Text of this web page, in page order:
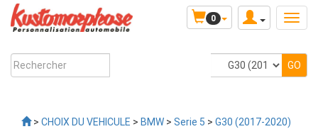
0
> CHOIX DU VEHICULE > BMW > Serie 5 > G30 (2017-2020)